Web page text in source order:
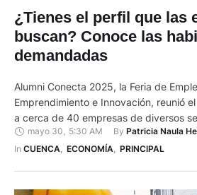
¿Tienes el perfil que las
buscan? Conoce las
demandadas
Alumni Conecta 2025, la Feria de
Emprendimiento e Innovación, reunió
a cerca de 40 empresas de diversos
evento ofreció un espacio de encuentro
profesionales y el mundo laboral, con
mayo 30 5:30 AM By Patricia Naula
In CUENCA, ECONOMÍA, PRINCIPAL